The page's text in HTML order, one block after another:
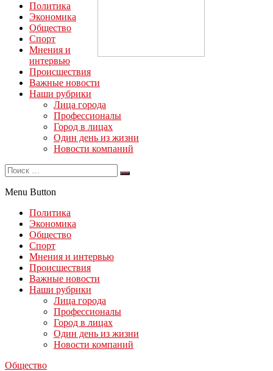
Политика
Экономика
Общество
Спорт
Мнения и
интервью
Происшествия
Важные новости
Наши рубрики
Лица города
Профессионалы
Город в лицах
Один день из жизни
Новости компаний
Menu Button
Политика
Экономика
Общество
Спорт
Мнения и интервью
Происшествия
Важные новости
Наши рубрики
Лица города
Профессионалы
Город в лицах
Один день из жизни
Новости компаний
Общество